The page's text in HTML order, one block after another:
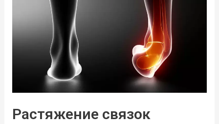
Растяжение связок